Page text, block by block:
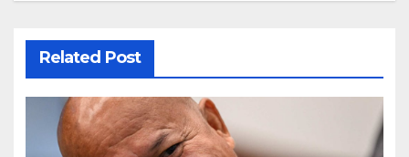
Related Post